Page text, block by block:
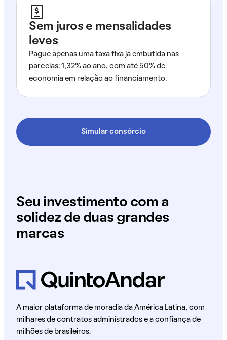
Sem juros e mensalidades
leves
Pague apenas uma taxa fixa já embutida nas
parcelas: 1,32% ao ano, com até 50% de
economia em relação ao financiamento.
Simular consórcio
Seu investimento com a
solidez de duas grandes
marcas
A maior plataforma de moradia da América Latina, com
milhares de contratos administrados e a confiança de
milhões de brasileiros.